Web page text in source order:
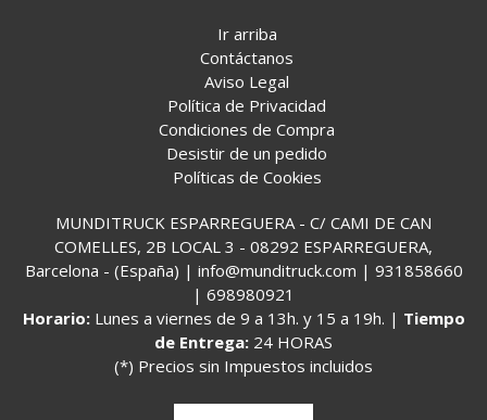
Ir arriba
Contáctanos
Aviso Legal
Política de Privacidad
Condiciones de Compra
Desistir de un pedido
Políticas de Cookies
MUNDITRUCK ESPARREGUERA - C/ CAMI DE CAN
COMELLES, 2B LOCAL 3 - 08292 ESPARREGUERA,
Barcelona - (España) | info@munditruck.com | 931858660
| 698980921
Horario: Lunes a viernes de 9 a 13h. y 15 a 19h. | Tiempo
de Entrega: 24 HORAS
(*) Precios sin Impuestos incluidos